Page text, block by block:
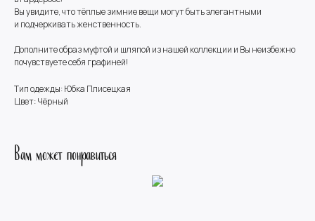
Вы увидите, что тёплые зимние вещи могут быть элегантными
и подчеркивать женственность.
Дополните образ муфтой и шляпой из нашей коллекции и Вы неизбежно
почувствуете себя графиней!
Тип одежды: Юбка Плисецкая
Цвет: Чёрный
Вам может понравиться